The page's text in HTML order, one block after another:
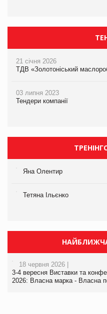
21 січня 2026
ТДВ «Золотоніський
03 липня 2023
Тендери компанії
Яна Олентир
Тетяна Ільєнко
18 червня 2026 |
3-4 вересня Виставки та
2026: Власна марка - Власна